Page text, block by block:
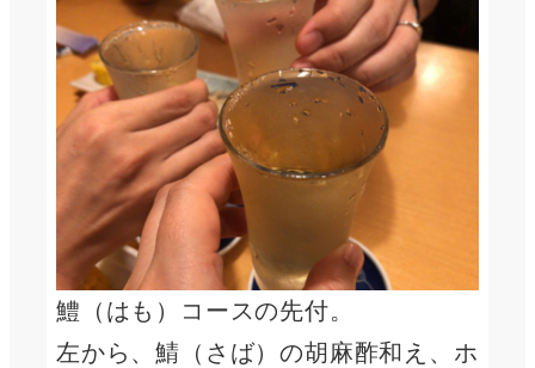
鱧（はも）コースの先付。
左から、鯖（さば）の胡麻酢和え、ホ